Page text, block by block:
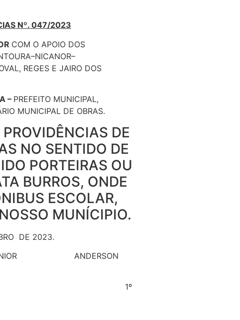
Nº. 047/2023
COM O APOIO DOS
REGES E JAIRO DOS
– PREFEITO MUNICIPAL,
MUNICIPAL DE OBRAS.
DE
NO SENTIDO DE
PORTEIRAS OU
BURROS, ONDE
ESCOLAR,
MUNÍCIPIO.
DE 2023.
ANDERSON
1º